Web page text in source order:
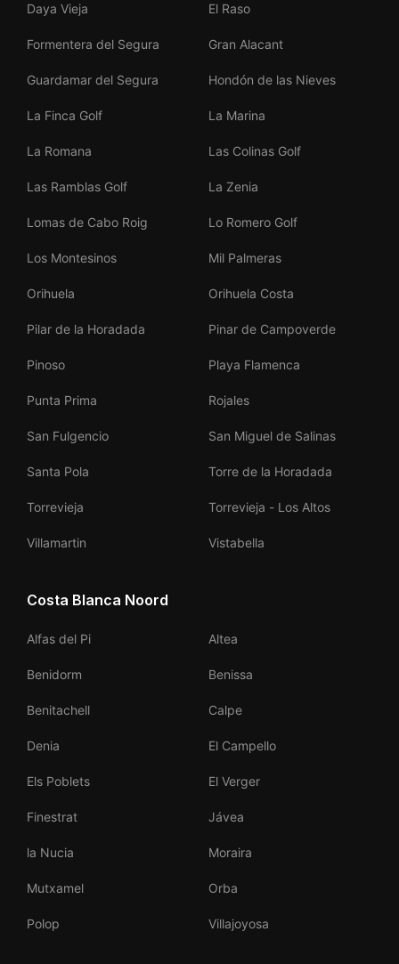
Daya Vieja El Raso
Formentera del Segura Gran Alacant
Guardamar del Segura Hondón de las Nieves
La Finca Golf La Marina
La Romana Las Colinas Golf
Las Ramblas Golf La Zenia
Lomas de Cabo Roig Lo Romero Golf
Los Montesinos Mil Palmeras
Orihuela Orihuela Costa
Pilar de la Horadada Pinar de Campoverde
Pinoso Playa Flamenca
Punta Prima Rojales
San Fulgencio San Miguel de Salinas
Santa Pola Torre de la Horadada
Torrevieja Torrevieja - Los Altos
Villamartin Vistabella
Costa Blanca Noord
Alfas del Pi Altea
Benidorm Benissa
Benitachell Calpe
Denia El Campello
Els Poblets El Verger
Finestrat Jávea
la Nucia Moraira
Mutxamel Orba
Polop Villajoyosa